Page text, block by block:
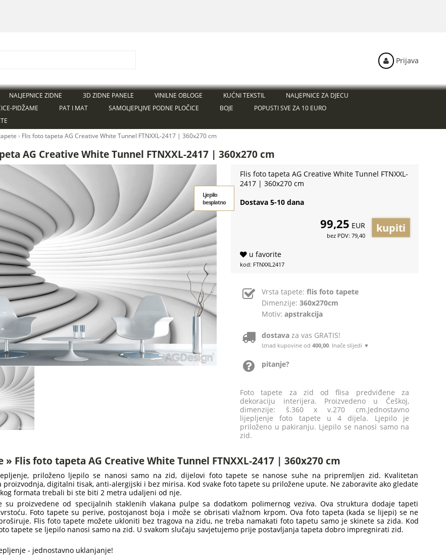
AG Creative White Tunnel FTNXXL-2417 | 360x270 cm
Flis foto tapeta AG Creative White Tunnel FTNXXL-
2417 | 360x270 cm
Ljepilo
besplatno
Dostava 5-10 dana
99,25 EUR
bez PDV: 79,40
u favorite
kod: FTNXXL2417
Vrsta tapete:flis foto tapete
Dimenzije:360x270cm
Motiv:apstrakcija
dostava za vas GRATIS!
Iznad kupovine od400,00. Inače slijedi ▼
pitanje?
Foto tapete za zid od flisa predviđene za
dekoraciju interijera. Proizvedeno u Češkoj,
dimenzije: š.360 x v.270 cm.Jednostavno
lijepljenje foto tapete u 4 dijela. Ljepilo je
priloženo u pakiranju. Ljepilo se nanosi samo na
zid.
» Flis foto tapeta AG Creative White Tunnel FTNXXL-2417 | 360x270 cm
priloženo ljepilo se nanosi samo na zid, dijelovi foto tapete se nanose suhe na pripremljen zid. Kvalitetan
proizvodnja, digitalni tisak, anti-alergijski i bez mirisa. Kod svake foto tapete su priložene upute. Ne zaboravite ako gledate
formata trebali bi ste biti 2 metra udaljeni od nje.
su proizvedene od specijalnih staklenih vlakana pulpe sa dodatkom polimernog veziva. Ova struktura dodaje tapeti
Foto tapete su perive, postojanost boja i može se obrisati vlažnom krpom. Ova foto tapeta (kada se lijepi) se ne
Flis foto tapete možete ukloniti bez tragova na zidu, ne treba namakati foto tapetu samo je skinete sa zida. Kod
tapete se ljepilo nanosi samo na zid. U svakom slučaju savjetujemo prije postavljanja tapeta dobro impregnirati zid.
- jednostavno uklanjanje!
NALJEPNICE ZIDNE 3D ZIDNE PANELE VINILNE OBLOGE KUĆNI TEKSTIL
NALJEPNICE ZA DJECU
PIDŽAME PAT I MAT SAMOLJEPLJIVE PODNE PLOČICE BOJE
POPUSTI SVE ZA 10 EURO
› Flis foto tapeta AG Creative White Tunnel FTNXXL-2417 | 360x270 cm
Prijava